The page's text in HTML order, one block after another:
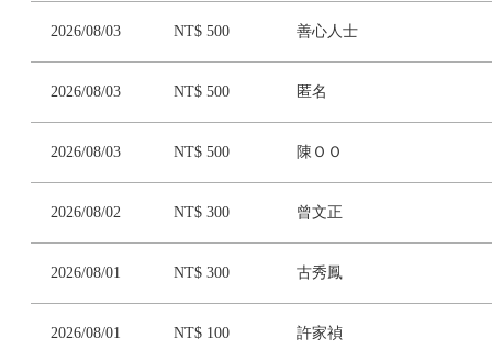
2026/08/03 NT$ 500 善心人士
2026/08/03 NT$ 500 匿名
2026/08/03 NT$ 500 陳ＯＯ
2026/08/02 NT$ 300 曾文正
2026/08/01 NT$ 300 古秀鳳
2026/08/01 NT$ 100 許家禎